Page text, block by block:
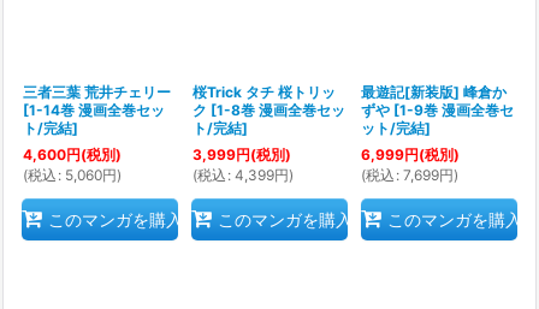
三者三葉 荒井チェリー
[1-14巻 漫画全巻セッ
ト/完結]
4,600円(税別)
(税込 : 5,060円)
このマンガを購入
桜Trick タチ 桜トリッ
ク [1-8巻 漫画全巻セッ
ト/完結]
3,999円(税別)
(税込 : 4,399円)
このマンガを購入
最遊記[新装版] 峰倉か
ずや [1-9巻 漫画全巻セ
ット/完結]
6,999円(税別)
(税込 : 7,699円)
このマンガを購入